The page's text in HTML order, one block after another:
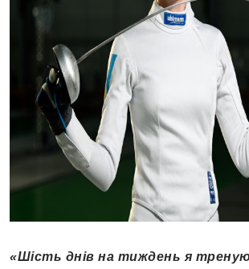
«Шість днів на тиждень я